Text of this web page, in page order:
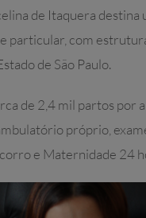
de Itaquera destina
e particular, com
de São Paulo.
de 2,4 mil partos por
próprio,
e Maternidade 24